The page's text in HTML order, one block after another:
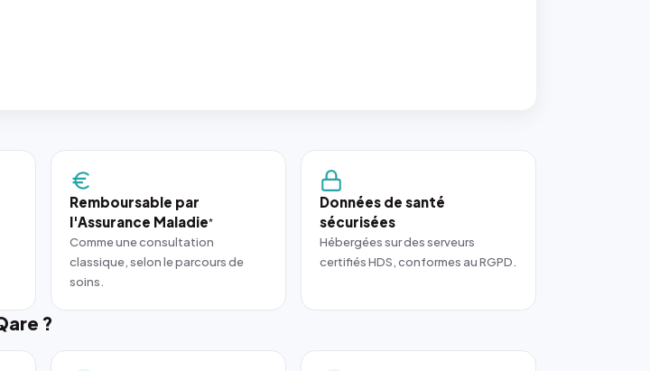
Remboursable par
l'Assurance Maladie*
Comme une consultation
classique, selon le parcours de
soins.
Données de santé
sécurisées
Hébergées sur des serveurs
certifiés HDS, conformes au RGPD.
?